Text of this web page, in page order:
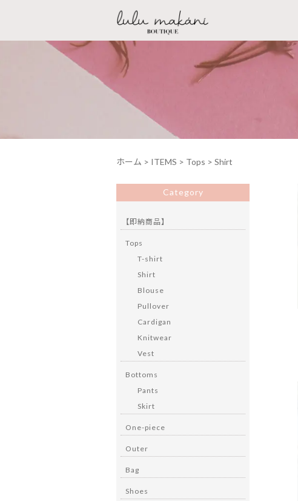
ホーム > ITEMS > Tops > Shirt
Category
【即納商品】
Tops
T-shirt
Shirt
Blouse
Pullover
Cardigan
Knitwear
Vest
Bottoms
Pants
Skirt
One-piece
Outer
Bag
Shoes